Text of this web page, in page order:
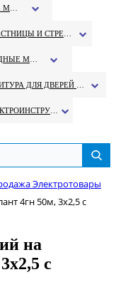
Электротовары
4гн 50м, 3х2,5 с
на
с